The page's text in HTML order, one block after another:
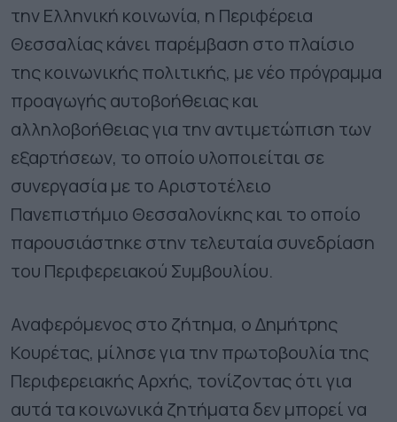
την Ελληνική κοινωνία, η Περιφέρεια
Θεσσαλίας κάνει παρέμβαση στο πλαίσιο
της κοινωνικής πολιτικής, με νέο πρόγραμμα
προαγωγής αυτοβοήθειας και
αλληλοβοήθειας για την αντιμετώπιση των
εξαρτήσεων, το οποίο υλοποιείται σε
συνεργασία με το Αριστοτέλειο
Πανεπιστήμιο Θεσσαλονίκης και το οποίο
παρουσιάστηκε στην τελευταία συνεδρίαση
του Περιφερειακού Συμβουλίου.
Αναφερόμενος στο ζήτημα, ο Δημήτρης
Κουρέτας, μίλησε για την πρωτοβουλία της
Περιφερειακής Αρχής, τονίζοντας ότι για
αυτά τα κοινωνικά ζητήματα δεν μπορεί να